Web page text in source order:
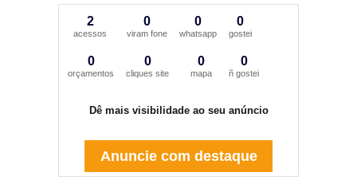
2
acessos
0
viram fone
0
whatsapp
0
gostei
0
orçamentos
0
cliques site
0
mapa
0
ñ gostei
Dê mais visibilidade ao seu anúncio
Anuncie com destaque